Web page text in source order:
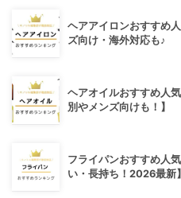
ヘアアイロンおすすめ
ズ向け・海外対応も♪
ヘアオイルおすすめ人
別やメンズ向けも！】
フライパンおすすめ人
い・長持ち！2026最新】